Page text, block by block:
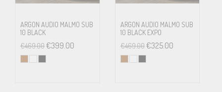
ARGON AUDIO MALMO SUB
10 BLACK
€469.00€399.00
ARGON AUDIO MALMO SUB
10 BLACK EXPO
€469.00 €325.00